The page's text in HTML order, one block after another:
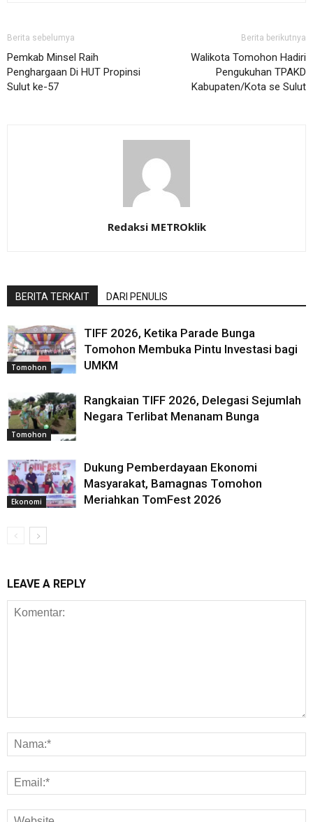
Berita sebelumya
Pemkab Minsel Raih
Penghargaan Di HUT Propinsi
Sulut ke-57
Berita berikutnya
Walikota Tomohon Hadiri
Pengukuhan TPAKD
Kabupaten/Kota se Sulut
Redaksi METROklik
BERITA TERKAIT DARI PENULIS
Tomohon
TIFF 2026, Ketika Parade Bunga
Tomohon Membuka Pintu Investasi bagi
UMKM
Tomohon
Rangkaian TIFF 2026, Delegasi Sejumlah
Negara Terlibat Menanam Bunga
Ekonomi
Dukung Pemberdayaan Ekonomi
Masyarakat, Bamagnas Tomohon
Meriahkan TomFest 2026
LEAVE A REPLY